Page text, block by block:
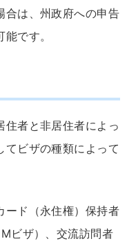
合は、州政府への申告
です。
住者と非居住者によっ
てビザの種類によって
ード（永住権）保持者
ビザ）、交流訪問者